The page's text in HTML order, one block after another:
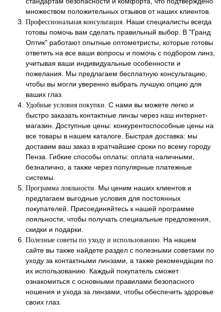
множеством положительных отзывов от наших клиентов.
Профессиональная консультация. Наши специалисты всегда
готовы помочь вам сделать правильный выбор. В "Гранд
Оптик" работают опытные оптометристы, которые готовы
ответить на все ваши вопросы и помочь с подбором линз,
учитывая ваши индивидуальные особенности и
пожелания. Мы предлагаем бесплатную консультацию,
чтобы вы могли уверенно выбрать лучшую опцию для
ваших глаз.
Удобные условия покупки. С нами вы можете легко и
быстро заказать контактные линзы через наш интернет-
магазин. Доступные цены: конкурентоспособные цены на
все товары в нашем каталоге. Быстрая доставка: мы
доставим ваш заказ в кратчайшие сроки по всему городу
Пенза. Гибкие способы оплаты: оплата наличными,
безналично, а также через популярные платежные
системы.
Программа лояльности. Мы ценим наших клиентов и
предлагаем выгодные условия для постоянных
покупателей. Присоединяйтесь к нашей программе
лояльности, чтобы получать специальные предложения,
скидки и подарки.
Полезные советы по уходу и использованию. На нашем
сайте вы также найдете раздел с полезными советами по
уходу за контактными линзами, а также рекомендации по
их использованию. Каждый покупатель сможет
ознакомиться с основными правилами безопасного
ношения и ухода за линзами, чтобы обеспечить здоровье
своих глаз.